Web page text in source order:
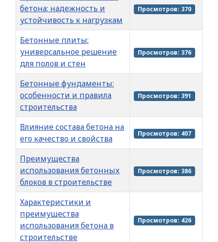
бетона: надежность и
устойчивость к нагрузкам
Просмотров: 370
Бетонные плиты:
универсальное решение
для полов и стен
Просмотров: 376
Бетонные фундаменты:
особенности и правила
строительства
Просмотров: 391
Влияние состава бетона на
его качество и свойства
Просмотров: 407
Преимущества
использования бетонных
блоков в строительстве
Просмотров: 386
Характеристики и
преимущества
использования бетона в
строительстве
Просмотров: 426